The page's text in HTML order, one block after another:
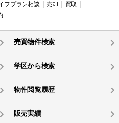
フプラン相談 売却
買取
売買物件検索
学区から検索
物件閲覧履歴
販売実績